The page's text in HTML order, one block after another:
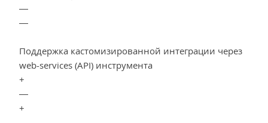
—
—
Поддержка кастомизированной интеграции через
web-services (API) инструмента
+
—
+